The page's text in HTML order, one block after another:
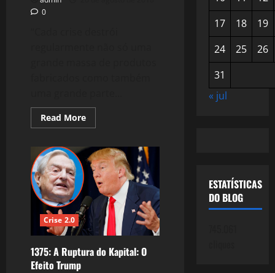
0
Read MoreRead
more
Um
Novo
Crash
nos
EUA?
Crise 2.0
1375: A Ruptura do Kapital: O
Efeito Trump
17
18
19
24
25
26
31
« jul
ESTATÍSTICAS
DO BLOG